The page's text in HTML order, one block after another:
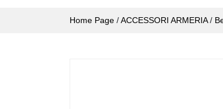
Home Page /ACCESSORI ARMERIA/